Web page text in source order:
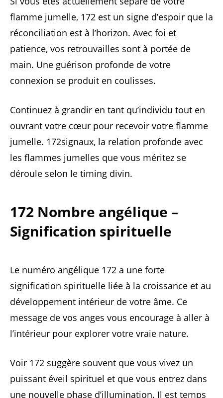
flamme jumelle, 172 est un signe d’espoir que la
réconciliation est à l’horizon. Avec foi et
patience, vos retrouvailles sont à portée de
main. Une guérison profonde de votre
connexion se produit en coulisses.
Continuez à grandir en tant qu’individu tout en
ouvrant votre cœur pour recevoir votre flamme
jumelle. 172signaux, la relation profonde avec
les flammes jumelles que vous méritez se
déroule selon le timing divin.
172 Nombre angélique –
Signification spirituelle
Le numéro angélique 172 a une forte
signification spirituelle liée à la croissance et au
développement intérieur de votre âme. Ce
message de vos anges vous encourage à aller à
l’intérieur pour explorer votre vraie nature.
Voir 172 suggère souvent que vous vivez un
puissant éveil spirituel et que vous entrez dans
une nouvelle phase d’illumination. Il est temps